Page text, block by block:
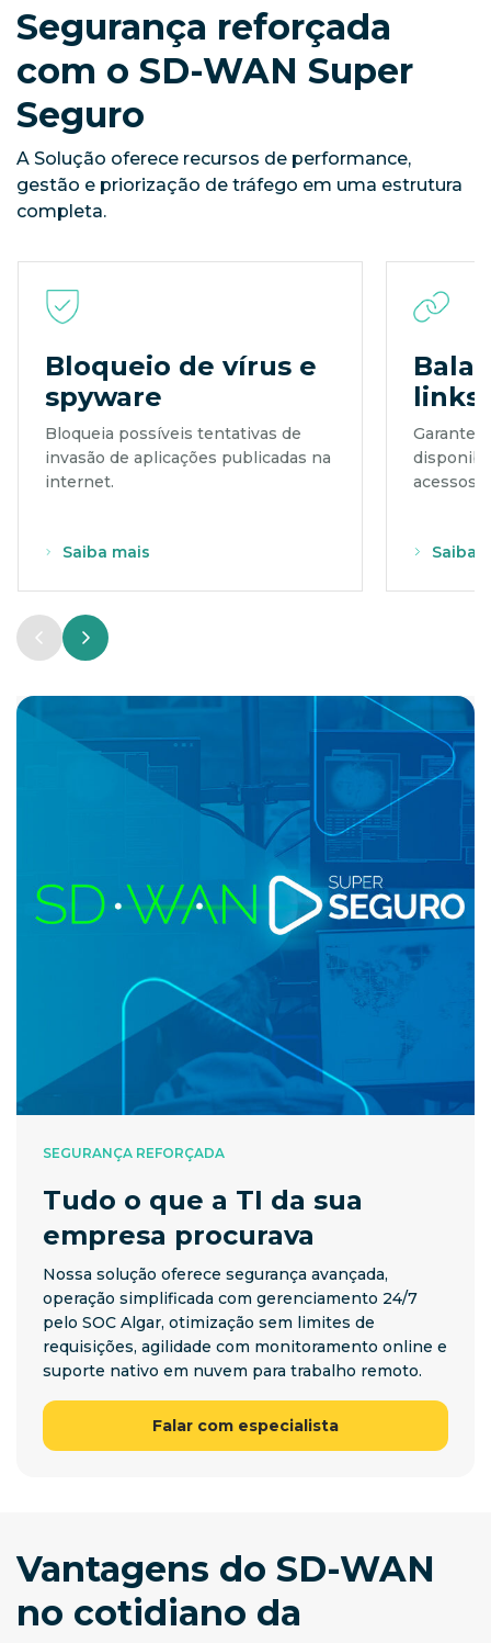
Segurança reforçada
com o SD-WAN Super
Seguro
A Solução oferece recursos de performance,
gestão e priorização de tráfego em uma estrutura
completa.
Bloqueio de vírus e
spyware
Bloqueia possíveis tentativas de
invasão de aplicações publicadas na
internet.
Saiba mais
links
Garante
acessos
Saiba
SEGURANÇA REFORÇADA
Tudo o que a TI da sua
empresa procurava
Nossa solução oferece segurança avançada,
operação simplificada com gerenciamento 24/7
pelo SOC Algar, otimização sem limites de
requisições, agilidade com monitoramento online e
suporte nativo em nuvem para trabalho remoto.
Falar com especialista
Vantagens do SD-WAN
no cotidiano da